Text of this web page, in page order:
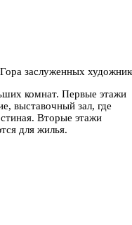
заслуженных
комнат. Первые этажи
выставочный зал, где
Вторые этажи
для жилья.